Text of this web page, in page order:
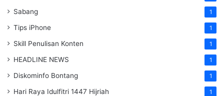
Sabang 1
Tips iPhone 1
Skill Penulisan Konten 1
HEADLINE NEWS 1
Diskominfo Bontang 1
Hari Raya Idulfitri 1447 Hijriah 1